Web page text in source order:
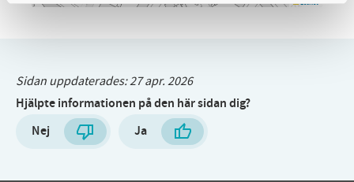
Leaflet
Sidan uppdaterades:27 apr. 2026
Hjälpte informationen på den här sidan dig?
Nej
Ja